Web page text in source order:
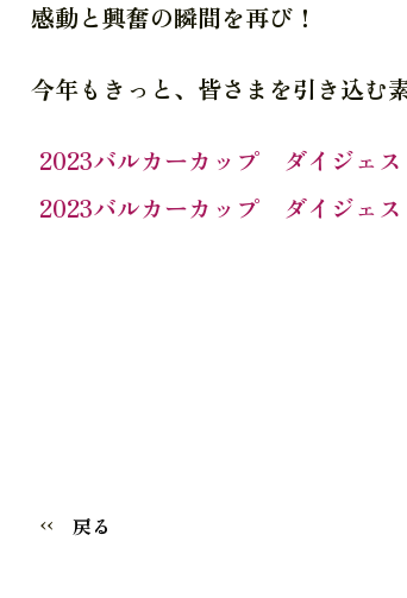
感動と興奮の瞬間を再び！
今年もきっと、皆さまを引き込む
2023バルカーカップ ダイジェ
2023バルカーカップ ダイジェ
戻る